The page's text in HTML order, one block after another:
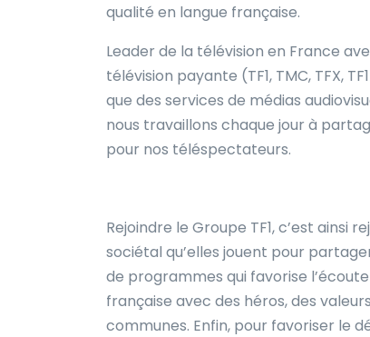
qualité en langue française.
Leader de la télévision en France
télévision payante (TF1, TMC, TFX,
que des services de médias
nous travaillons chaque jour à
pour nos téléspectateurs.
Rejoindre le Groupe TF1, c’est ainsi
sociétal qu’elles jouent pour
de programmes qui favorise
française avec des héros, des
communes. Enfin, pour favoriser le